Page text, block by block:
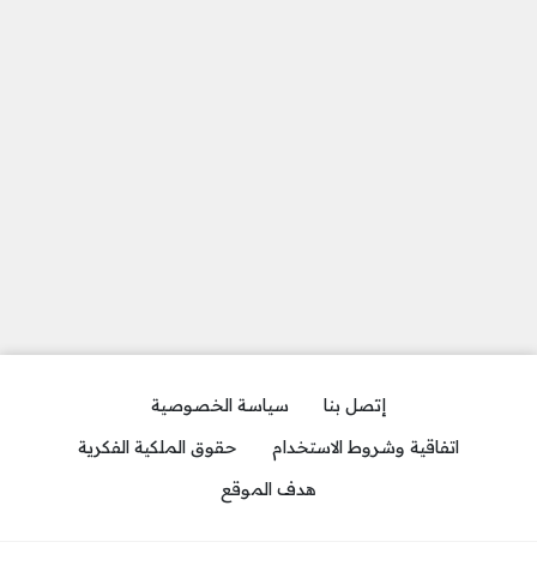
إتصل بنا
سياسة الخصوصية
اتفاقية وشروط الاستخدام
حقوق الملكية الفكرية
هدف الموقع